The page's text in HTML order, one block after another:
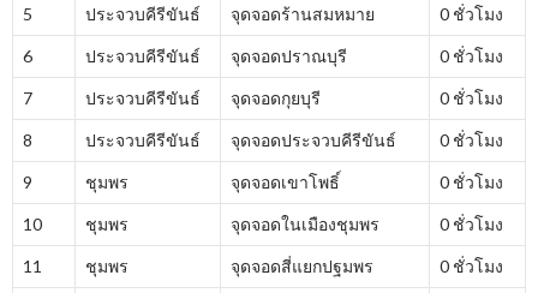
5 ประจวบคีรีขันธ์ จุดจอดร้านสมหมาย 0 ชั่วโมง
6 ประจวบคีรีขันธ์ จุดจอดปราณบุรี 0 ชั่วโมง
7 ประจวบคีรีขันธ์ จุดจอดกุยบุรี 0 ชั่วโมง
8 ประจวบคีรีขันธ์ จุดจอดประจวบคีรีขันธ์ 0 ชั่วโมง
9 ชุมพร จุดจอดเขาโพธิ์ 0 ชั่วโมง
10 ชุมพร จุดจอดในเมืองชุมพร 0 ชั่วโมง
11 ชุมพร จุดจอดสี่แยกปฐมพร 0 ชั่วโมง